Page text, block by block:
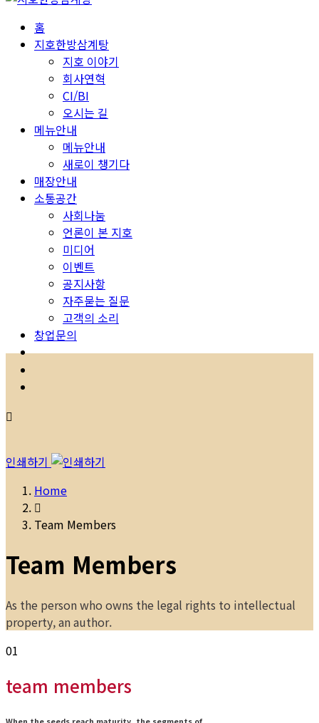
홈
지호한방삼계탕
지호 이야기
회사연혁
CI/BI
오시는 길
메뉴안내
메뉴안내
새로이 챙기다
매장안내
소통공간
사회나눔
언론이 본 지호
미디어
이벤트
공지사항
자주묻는 질문
고객의 소리
창업문의
인쇄하기
Home
Team Members
Team Members
As the person who owns the legal rights to intellectual
property, an author.
01
team members